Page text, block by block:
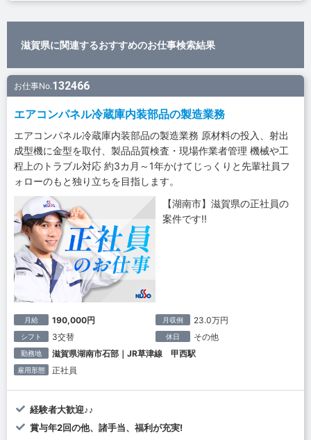
滋賀県に関連するおすすめのお仕事検索結果
お仕事No.132466
エアコンパネル冷蔵庫内装部品の製造業務
エアコンパネル冷蔵庫内装部品の製造業務 原材料の投入、射出
成型機に金型を取付、製品品質検査・現場作業者管理 機械や工
程上のトラブル対応 約3カ月～1年かけてじっくりと先輩社員フ
ォローのもと独り立ちを目指します。
【湖南市】滋賀県の正社員の
案件です!!
月給 190,000円 月収例 23.0万円
シフト 3交替 休日 その他
勤務地 滋賀県湖南市石部｜JR草津線 甲西駅
雇用形態 正社員
経験者大歓迎♪♪
賞与年2回の他、諸手当、福利が充実!